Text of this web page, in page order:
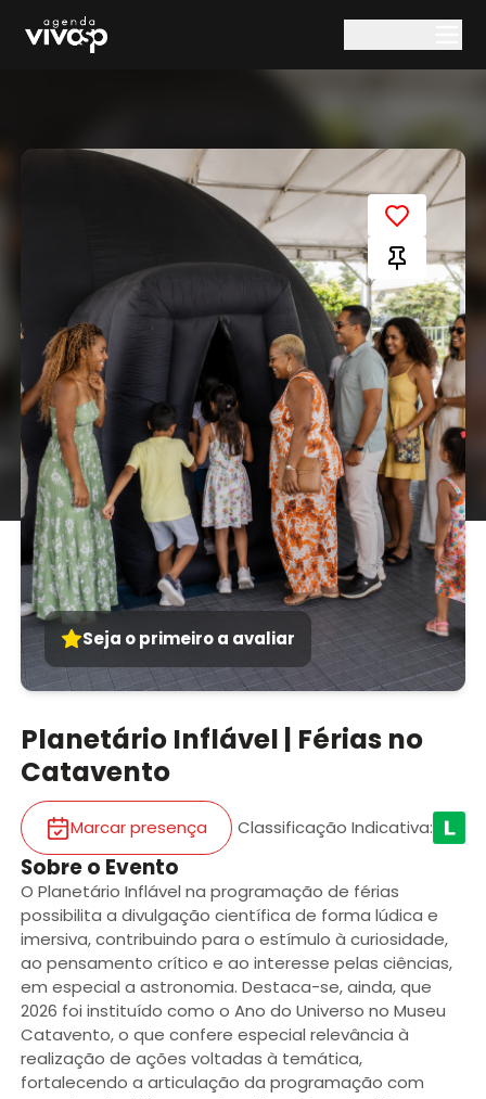
Seja o primeiro a avaliar
Planetário Inflável | Férias no
Catavento
Marcar presença Classificação Indicativa:
Sobre o Evento
O Planetário Inflável na programação de férias
possibilita a divulgação científica de forma lúdica e
imersiva, contribuindo para o estímulo à curiosidade,
ao pensamento crítico e ao interesse pelas ciências,
em especial a astronomia. Destaca-se, ainda, que
2026 foi instituído como o Ano do Universo no Museu
Catavento, o que confere especial relevância à
realização de ações voltadas à temática,
fortalecendo a articulação da programação com